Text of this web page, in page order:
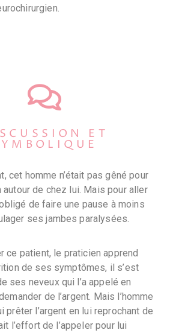
ET
cet homme n’était pas gêné pour
de chez lui. Mais pour aller
de faire une pause à moins
ses jambes paralysées.
ce patient, le praticien apprend
de ses symptômes, il s’est
ses neveux qui l’a appelé en
de l’argent. Mais l’homme
prêter l’argent en lui reprochant de
l’effort de l’appeler pour lui